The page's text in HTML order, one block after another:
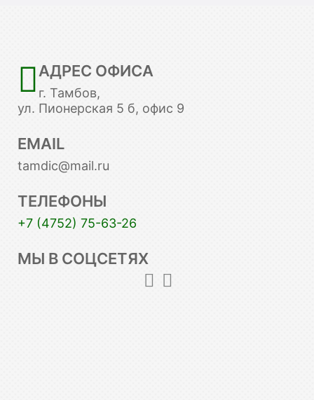
АДРЕС ОФИСА
г. Тамбов,
ул. Пионерская 5 б, офис 9
EMAIL
tamdic@mail.ru
ТЕЛЕФОНЫ
+7 (4752) 75-63-26
МЫ В СОЦСЕТЯХ